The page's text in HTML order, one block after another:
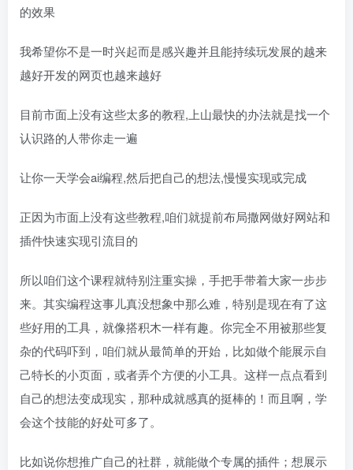
的效果
我希望你不是一时兴起而是感兴趣并且能持续玩发展的越来
越好开发的网页也越来越好
目前市面上没有这些太多的教程,上山最快的办法就是找一个
认识路的人带你走一遍
让你一天学会ai编程,然后把自己的想法,慢慢实现或完成
正因为市面上没有这些教程,咱们就提前布局撒网做好网站和
插件快速实现引流目的
所以咱们这个课程就特别注重实操，手把手带着大家一步步
来。其实编程这事儿真没想象中那么难，特别是现在有了这
些好用的工具，就像搭积木一样有趣。你完全不用被那些复
杂的代码吓到，咱们就从最简单的开始，比如做个能展示自
己特长的小页面，或者弄个方便的小工具。这样一点点看到
自己的想法变成现实，那种成就感真的挺棒的！而且啊，学
会这个技能的好处可多了。
比如说你想推广自己的社群，就能做个专属的插件；想展示